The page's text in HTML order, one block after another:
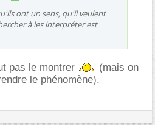
ont un sens, qu'il veulent
à les interpréter est
pas le montrer
(mais on
le phénomène).